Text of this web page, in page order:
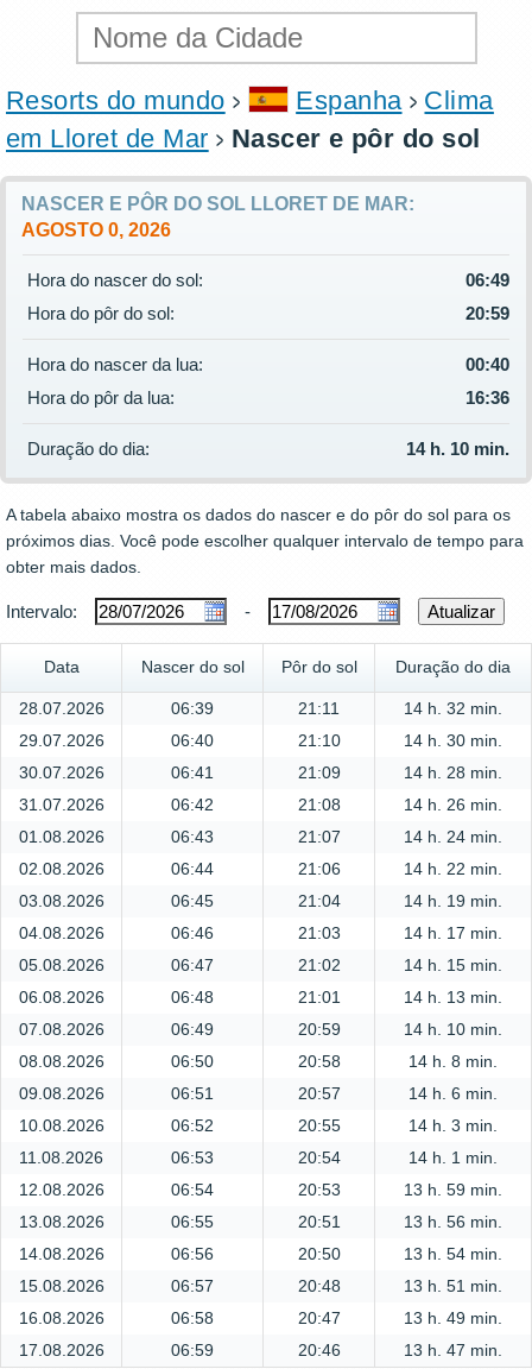
Resorts do mundo Espanha
Clima
em Lloret de Mar
Nascer e pôr do sol
NASCER E PÔR DO SOL LLORET DE MAR:
AGOSTO 0, 2026
Hora do nascer do sol:
06:49
Hora do pôr do sol:
20:59
Hora do nascer da lua:
00:40
Hora do pôr da lua:
16:36
Duração do dia: 14 h. 10 min.
A tabela abaixo mostra os dados do nascer e do pôr do sol para os
próximos dias. Você pode escolher qualquer intervalo de tempo para
obter mais dados.
Intervalo: -
Data Nascer do sol Pôr do sol Duração do dia
28.07.2026 06:39 21:11
14 h. 32 min.
29.07.2026
06:40 21:10
14 h. 30 min.
30.07.2026
06:41 21:09
14 h. 28 min.
31.07.2026
06:42 21:08
14 h. 26 min.
01.08.2026
06:43 21:07
14 h. 24 min.
02.08.2026
06:44 21:06
14 h. 22 min.
03.08.2026
06:45 21:04
14 h. 19 min.
04.08.2026
06:46 21:03
14 h. 17 min.
05.08.2026
06:47 21:02
14 h. 15 min.
06.08.2026
06:48 21:01
14 h. 13 min.
07.08.2026
06:49 20:59
14 h. 10 min.
08.08.2026
06:50 20:58
14 h. 8 min.
09.08.2026
06:51 20:57
14 h. 6 min.
10.08.2026
06:52 20:55
14 h. 3 min.
11.08.2026
06:53 20:54
14 h. 1 min.
12.08.2026
06:54 20:53
13 h. 59 min.
13.08.2026
06:55 20:51
13 h. 56 min.
14.08.2026
06:56 20:50
13 h. 54 min.
15.08.2026
06:57 20:48
13 h. 51 min.
16.08.2026
06:58 20:47
13 h. 49 min.
17.08.2026
06:59 20:46 13 h. 47 min.